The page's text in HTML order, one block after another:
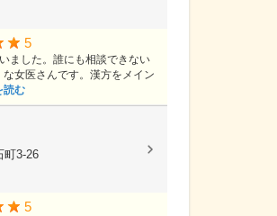
5
ました。誰にも相談できない
女医さんです。漢方をメイン
読む
町3-26
5